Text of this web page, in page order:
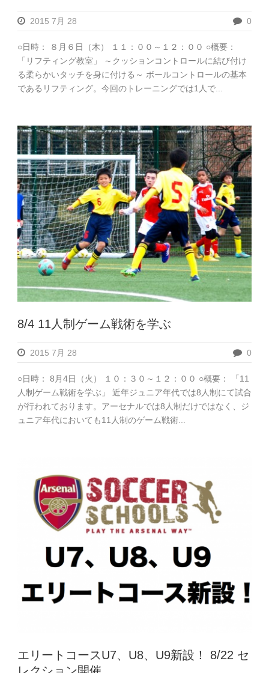
2015 7月 28 0
○日時： ８月６日（木） １１：００～１２：００ ○概要：
「リフティング教室」 ～クッションコントロールに結び付け
る柔らかいタッチを身に付ける～ ボールコントロールの基本
であるリフティング。今回のトレーニングでは1人で...
8/4 11人制ゲーム戦術を学ぶ
2015 7月 28 0
○日時： 8月4日（火） １０：３０～１２：００ ○概要： 「11
人制ゲーム戦術を学ぶ」 近年ジュニア年代では8人制にて試合
が行われております。アーセナルでは8人制だけではなく、ジ
ュニア年代においても11人制のゲーム戦術...
エリートコースU7、U8、U9新設！ 8/22 セ